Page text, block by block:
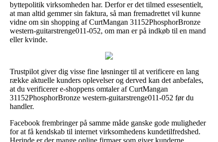
byttepolitik virksomheden har. Derfor er det tilmed essesentielt,
at man altid gemmer sin faktura, så man fremadrettet vil kunne
vidne om sin shopping af CurtMangan 31152PhosphorBronze
western-guitarstrenge011-052, om man er på indkøb til en mand
eller kvinde.
Trustpilot giver dig visse fine løsninger til at verificere en lang
række aktuelle kunders oplevelser og derved kan det anbefales,
at du verificerer e-shoppens omtaler af CurtMangan
31152PhosphorBronze western-guitarstrenge011-052 før du
handler.
Facebook frembringer på samme måde ganske gode muligheder
for at få kendskab til internet virksomhedens kundetilfredshed.
Herinde er der mange online firmaer som giver kunderne